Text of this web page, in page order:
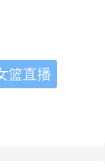
篮直播